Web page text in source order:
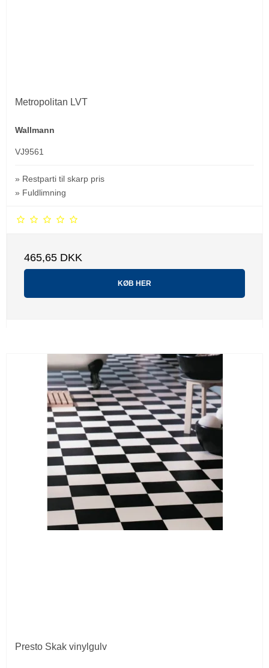
Metropolitan LVT
Wallmann
VJ9561
» Restparti til skarp pris
» Fuldlimning
465,65 DKK
KØB HER
Presto Skak vinylgulv